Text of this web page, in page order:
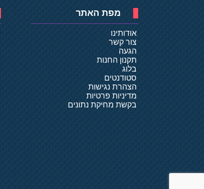
מפת האתר
אודותינו
צור קשר
הגעה
תקנון החנות
בלוג
סטודנטים
הצהרת נגישות
מדיניות פרטיות
בקשת מחיקת נתונים